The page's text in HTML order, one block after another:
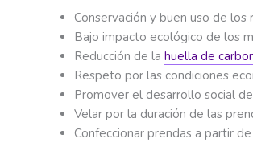
Conservación y buen uso de
Bajo impacto ecológico de los
Reducción de la huella de
Respeto por las condiciones
Promover el desarrollo social
Velar por la duración de las
Confeccionar prendas a partir